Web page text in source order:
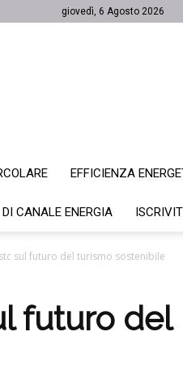
giovedì, 6 Agosto 2026
EFFICIENZA
CANALE ENERGIA
sul futuro del turismo sostenibile
futuro del